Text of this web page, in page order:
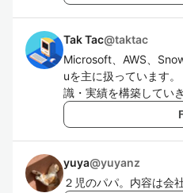
Tak Tac@taktac
Microsoft、AWS、
uを主に扱っています
識・実績を構築していき
yuya@yuyanz
２児のパパ。内容は会